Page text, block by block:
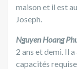
maison et il est
Joseph.
Nguyen Hoang
2 ans et demi. Il
capacités